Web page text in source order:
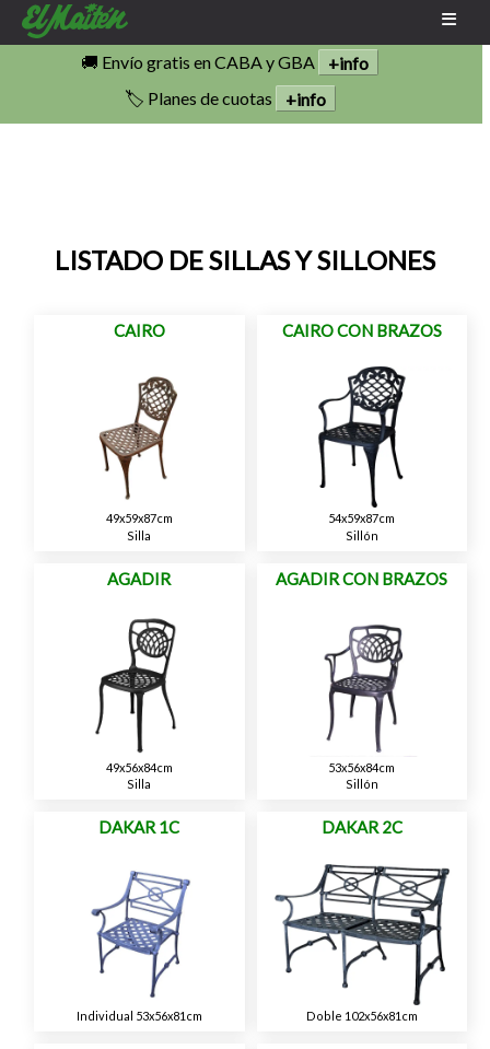
🚚 Envío gratis en CABA y GBA
+info
🏷️ Planes de cuotas
+info
LISTADO DE SILLAS Y SILLONES
CAIRO
49x59x87cm
Silla
CAIRO CON BRAZOS
54x59x87cm
Sillón
AGADIR
49x56x84cm
Silla
AGADIR CON BRAZOS
53x56x84cm
Sillón
DAKAR 1C
Individual 53x56x81cm
DAKAR 2C
Doble 102x56x81cm